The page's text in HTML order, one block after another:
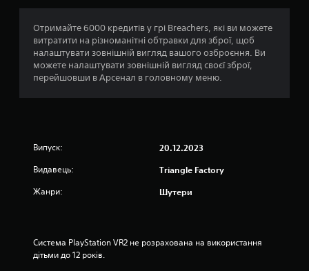
ц
і
ї
г
о
л
о
с
т
е
Отримайте 6000 кредитів у грі Breachers, які ви можете
витратити на різноманітні обтравки для зброї, щоб
налаштувати зовнішній вигляд вашого озброєння. Ви
можете налаштувати зовнішній вигляд своєї зброї,
перейшовши в Арсенал в головному меню.
Випуск: 20.12.2023
Видавець: Triangle Factory
Жанри: Шутери
Система PlayStation VR2 не розрахована на використання
дітьми до 12 років.